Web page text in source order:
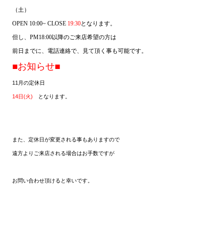
（土）
OPEN 10:00~ CLOSE19:30となります。
但し、 PM18:00以降のご来店希望の方は
前日までに、電話連絡で、見て頂く事も可能です。
■お知らせ■
11 月の定休日
14日(火) となります。
また、定休日が変更される事もありますので
遠方よりご来店される場合はお手数ですが
お問い合わせ頂けると幸いです。